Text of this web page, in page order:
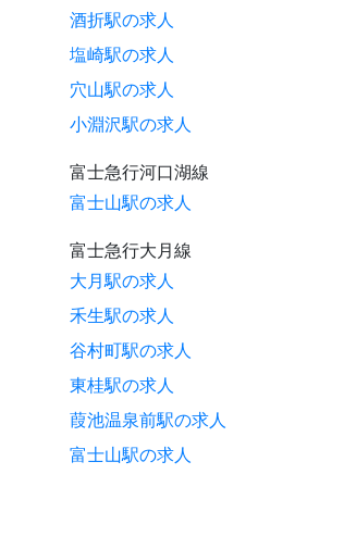
酒折駅の求人
塩崎駅の求人
穴山駅の求人
小淵沢駅の求人
富士急行河口湖線
富士山駅の求人
富士急行大月線
大月駅の求人
禾生駅の求人
谷村町駅の求人
東桂駅の求人
葭池温泉前駅の求人
富士山駅の求人